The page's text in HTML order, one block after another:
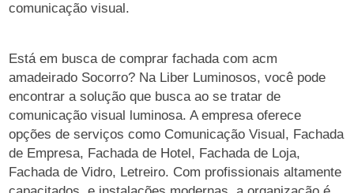
comunicação visual.
Está em busca de comprar fachada com acm
amadeirado Socorro? Na Liber Luminosos, você pode
encontrar a solução que busca ao se tratar de
comunicação visual luminosa. A empresa oferece
opções de serviços como Comunicação Visual, Fachada
de Empresa, Fachada de Hotel, Fachada de Loja,
Fachada de Vidro, Letreiro. Com profissionais altamente